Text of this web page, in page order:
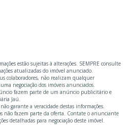
estão sujeitas à alterações. SEMPRE consulte
atualizadas do imóvel anunciado.
colaboradores, não realizam qualquer
negociação dos imóveis anunciados.
fazem parte de um anúncio publicitário e
Jaú.
garante a veracidade destas informações.
não fazem parte da oferta. Contate o anunciante
detalhadas para negociação deste imóvel.